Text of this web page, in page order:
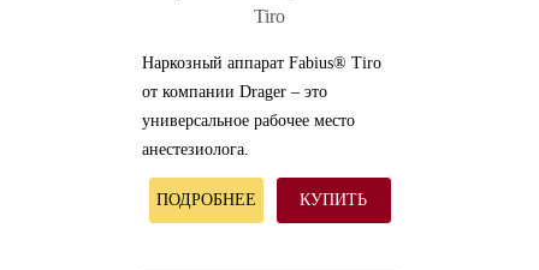
Tiro
Наркозный аппарат Fabius® Tiro
от компании Drager – это
универсальное рабочее место
анестезиолога.
ПОДРОБНЕЕ КУПИТЬ